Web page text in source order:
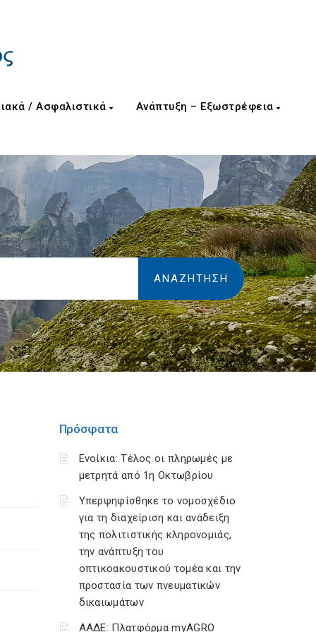
/ Ασφαλιστικά Ανάπτυξη – Εξωστρέφεια
Πρόσφατα
Ενοίκια: Τέλος οι πληρωμές με
μετρητά από 1η Οκτωβρίου
Υπερψηφίσθηκε το νομοσχέδιο
για τη διαχείριση και ανάδειξη
της πολιτιστικής κληρονομιάς,
την ανάπτυξη του
οπτικοακουστικού τομέα και την
προστασία των πνευματικών
δικαιωμάτων
ΑΑΔΕ: Πλατφόρμα myAGRO